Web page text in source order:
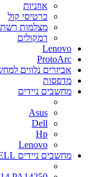
אוזניות
כרטיסי קול
מצלמות רשת
רמקולים
Lenovo
ProtoArc
אביזרים נלווים
מדפסות
מחשבים ניידים
Asus
Dell
Hp
Lenovo
מחשבים ניידים DELL